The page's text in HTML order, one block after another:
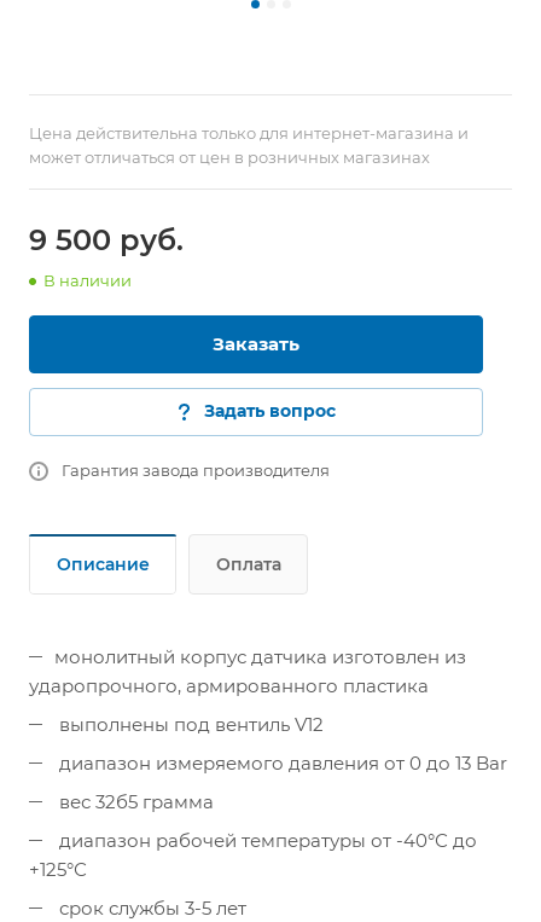
Цена действительна только для интернет-магазина и
может отличаться от цен в розничных магазинах
9 500 руб.
В наличии
Заказать
Задать вопрос
Гарантия завода производителя
Описание Оплата
монолитный корпус датчика изготовлен из
ударопрочного, армированного пластика
выполнены под вентиль V12
диапазон измеряемого давления от 0 до 13 Bar
вес 32б5 грамма
диапазон рабочей температуры от -40°С до
+125°С
срок службы 3-5 лет